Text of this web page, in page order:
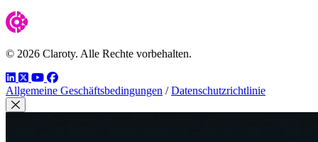
© 2026 Claroty. Alle Rechte vorbehalten.
LinkedIn
TwitterYouTube
Facebook
Allgemeine Geschäftsbedingungen / Datenschutzrichtlinie
Modal schließen